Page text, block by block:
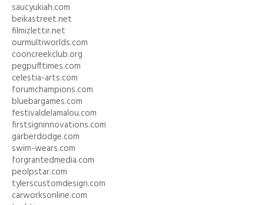
saucyukiah.com
beikastreet.net
filmizlettir.net
ourmultiworlds.com
cooncreekclub.org
pegpufftimes.com
celestia-arts.com
forumchampions.com
bluebargames.com
festivaldelamalou.com
firstsigninnovations.com
garberdodge.com
swim-wears.com
forgrantedmedia.com
peolpstar.com
tylerscustomdesign.com
carworksonline.com